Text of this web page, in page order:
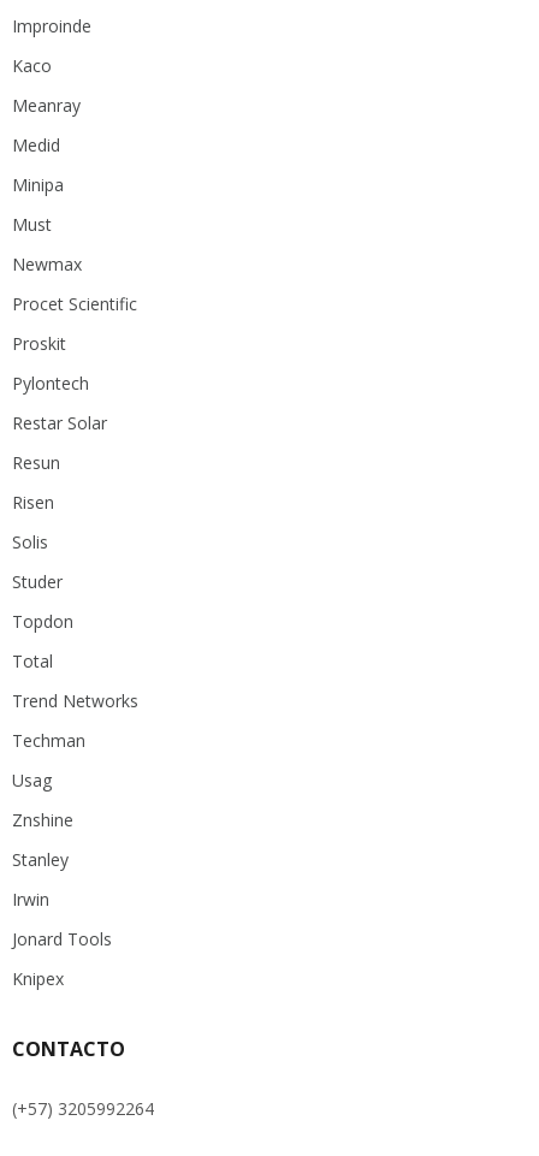
Improinde
Kaco
Meanray
Medid
Minipa
Must
Newmax
Procet Scientific
Proskit
Pylontech
Restar Solar
Resun
Risen
Solis
Studer
Topdon
Total
Trend Networks
Techman
Usag
Znshine
Stanley
Irwin
Jonard Tools
Knipex
CONTACTO
(+57) 3205992264